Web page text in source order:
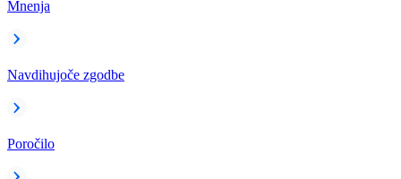
Mnenja
Navdihujoče zgodbe
Poročilo